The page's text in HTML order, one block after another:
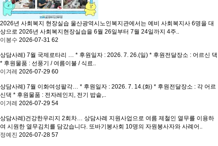
2026년 사회복지 현장실습 울산광역시노인복지관에서는 예비 사회복지사 6명을 대
상으로 2026년 사회복지현장실습을 6월 26일부터 7월 24일까지 4주..
이봉수 2026-07-31 62
상담사례) 7월 국제로타리 … * 후원일자 : 2026. 7. 26.(일) * 후원전달장소 : 어르신 댁
* 후원물품 : 선풍기 / 여름이불 / 식료..
이겨레 2026-07-29 60
상담사례) 7월 이화여성팔각… * 후원일자 : 2026. 7. 14.(화) * 후원전달장소 : 각 어르
신댁 * 후원물품 : 전자레인지, 전기 밥솥,..
이겨레 2026-07-29 54
상담사례)건강한우리지 2회차… 상담사례 지원사업으로 여름 제철인 열무를 이용하
여 시원한 열무김치를 담갔습니다. 또바기봉사회 10명의 자원봉사자와 사례어..
정예진 2026-07-28 57